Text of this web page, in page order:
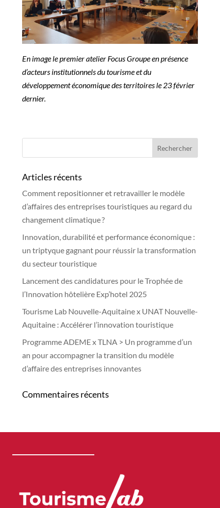
En image le premier atelier Focus Groupe en présence
d’acteurs institutionnels du tourisme et du
développement économique des territoires le 23 février
dernier.
Articles récents
Comment repositionner et retravailler le modèle
d’affaires des entreprises touristiques au regard du
changement climatique ?
Innovation, durabilité et performance économique :
un triptyque gagnant pour réussir la transformation
du secteur touristique
Lancement des candidatures pour le Trophée de
l’Innovation hôtelière Exp’hotel 2025
Tourisme Lab Nouvelle-Aquitaine x UNAT Nouvelle-
Aquitaine : Accélérer l’innovation touristique
Programme ADEME x TLNA > Un programme d’un
an pour accompagner la transition du modèle
d’affaire des entreprises innovantes
Commentaires récents